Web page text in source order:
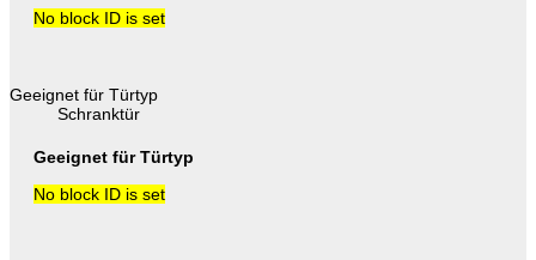
No block ID is set
Geeignet für Türtyp
Schranktür
Geeignet für Türtyp
No block ID is set